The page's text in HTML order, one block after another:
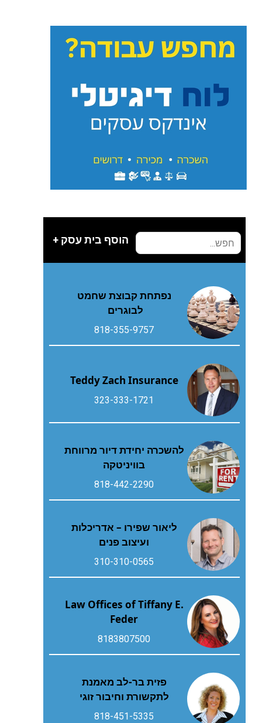
הוסף בית עסק +
נפתחת קבוצת שחמט
לבוגרים
818-355-9757
Teddy Zach Insurance
323-333-1721
להשכרה יחידת דיור מרווחת
בוויניטקה
818-442-2290
ליאור שפירו – אדריכלות
ועיצוב פנים
310-310-0565
Law Offices of Tiffany E.
Feder
8183807500
פזית בר-לב מאמנת
לתקשורת וחיבור זוגי
818-451-5335